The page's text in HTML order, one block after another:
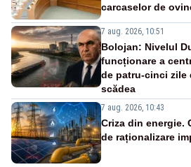
carcaselor de
7 aug. 2026, 10:51
Bolojan: Nivelul
funcționare a
de patru-cinci zile
scădea
7 aug. 2026, 10:43
Criza din energie.
de raționalizare